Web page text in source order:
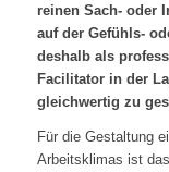
reinen Sach- oder
auf der Gefühls-
deshalb als
Facilitator in der
gleichwertig zu
Für die Gestaltung
Arbeitsklimas ist